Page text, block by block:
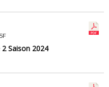
Saison 2024